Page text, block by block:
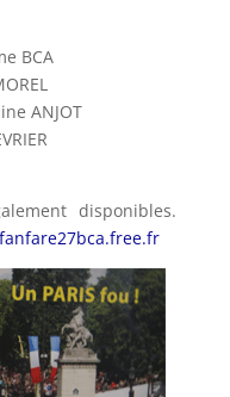
BCA
ANJOT
disponibles.